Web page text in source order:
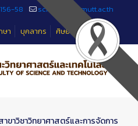
58
sciteched@rmutt.ac.th
า บุคลากร ศิษย์เก่า
าวิชาวิทยาศาสตร์และการจัดการ